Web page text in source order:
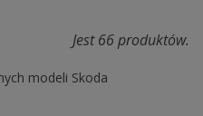
Jest 66 produktów.
modeli Skoda